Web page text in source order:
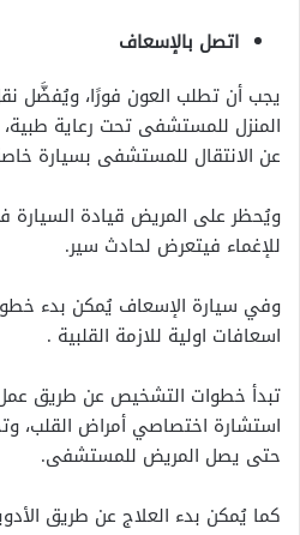
اتصل بالإسعاف
يجب أن تطلب العون فورًا، ويُفضَّل
المنزل للمستشفى تحت رعاية
عن الانتقال للمستشفى بسيارة
ويُحظر على المريض قيادة السيارة
للإغماء فيتعرض لحادث سير.
وفي سيارة الإسعاف يُمكن بدء
اسعافات اولية للازمة القلبية .
تبدأ خطوات التشخيص عن طريق
استشارة اختصاصي أمراض القلب،
حتى يصل المريض للمستشفى.
كما يُمكن بدء العلاج عن طريق